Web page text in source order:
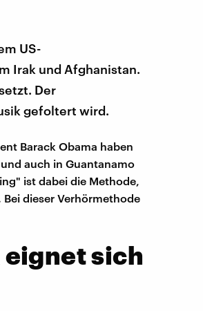
US-
Irak und Afghanistan.
Der
gefoltert wird.
Barack Obama haben
auch in Guantanamo
ist dabei die Methode,
dieser Verhörmethode
sich